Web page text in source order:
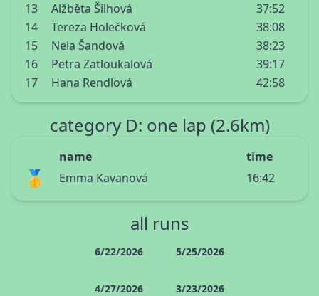
13
Alžběta Šilhová
37:52
14
Tereza Holečková
38:08
15
Nela Šandová
38:23
16
Petra Zatloukalová
39:17
17
Hana Rendlová 42:58
category D: one lap (2.6km)
name time
🥇 Emma Kavanová 16:42
all runs
6/22/2026 5/25/2026
4/27/2026 3/23/2026